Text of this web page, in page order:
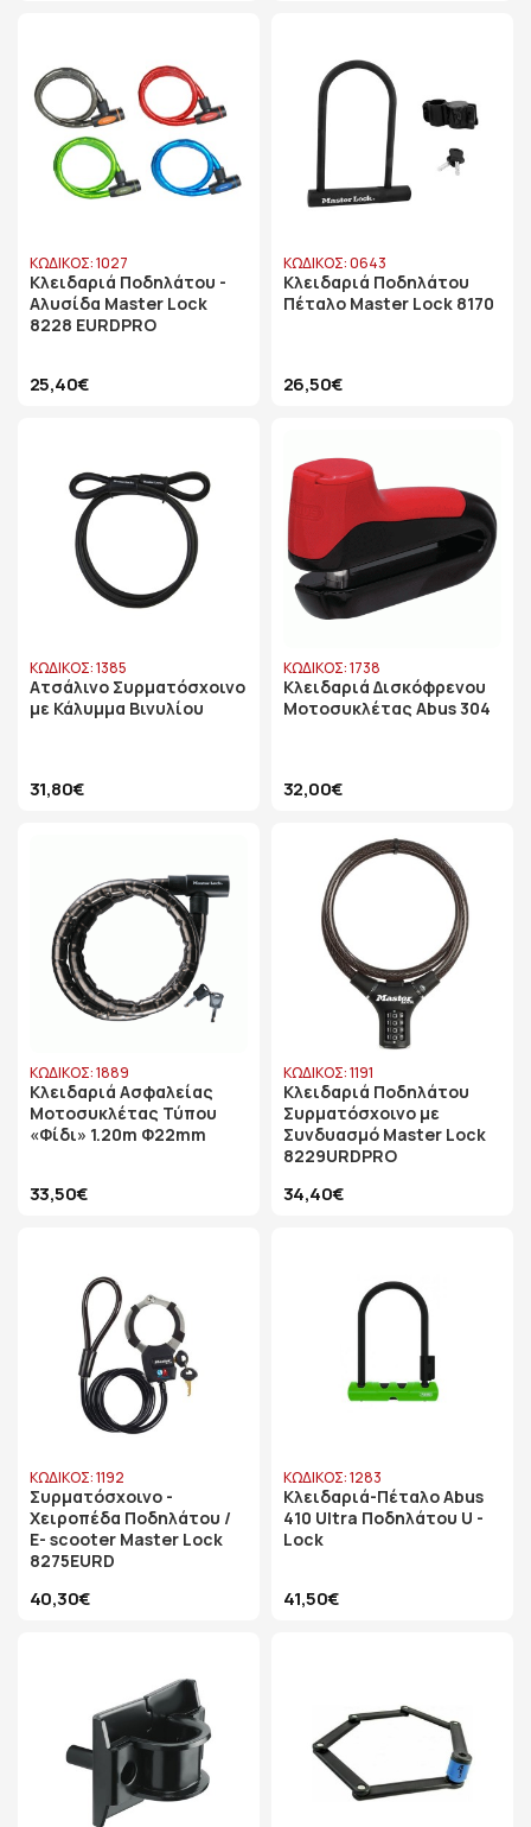
ΚΩΔΙΚΟΣ: 1027
Κλειδαριά Ποδηλάτου -
Αλυσίδα Master Lock
8228 EURDPRO
25,40€
ΚΩΔΙΚΟΣ: 0643
Κλειδαριά Ποδηλάτου
Πέταλο Master Lock 8170
26,50€
ΚΩΔΙΚΟΣ: 1385
Ατσάλινο Συρματόσχοινο
με Κάλυμμα Βινυλίου
31,80€
ΚΩΔΙΚΟΣ: 1738
Κλειδαριά Δισκόφρενου
Μοτοσυκλέτας Abus 304
32,00€
ΚΩΔΙΚΟΣ: 1889
Κλειδαριά Ασφαλείας
Μοτοσυκλέτας Τύπου
«Φίδι» 1.20m Φ22mm
33,50€
ΚΩΔΙΚΟΣ: 1191
Κλειδαριά Ποδηλάτου
Συρματόσχοινο με
Συνδυασμό Master Lock
8229URDPRO
34,40€
ΚΩΔΙΚΟΣ: 1192
Συρματόσχοινο -
Χειροπέδα Ποδηλάτου /
E- scooter Master Lock
8275EURD
40,30€
ΚΩΔΙΚΟΣ: 1283
Κλειδαριά-Πέταλο Abus
410 Ultra Ποδηλάτου U -
Lock
41,50€